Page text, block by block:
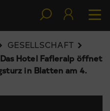
GESELLSCHAFT
Hotel Fafleralp öffnet
in Blatten am 4.